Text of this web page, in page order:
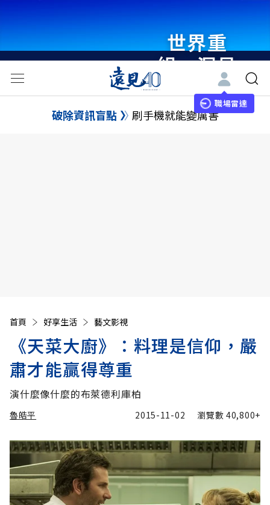
世界重
組・洞見
未來 與
世界領袖
職場雷達
破除資訊盲點 刷手機就能變厲害
首頁 好享生活 藝文影視
《天菜大廚》：料理是信仰，嚴
肅才能贏得尊重
演什麼像什麼的布萊德利庫柏
魯皓平 2015-11-02 瀏覽數40,800+